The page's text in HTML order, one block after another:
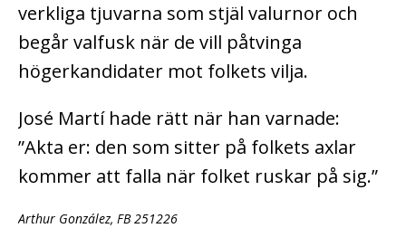
verkliga tjuvarna som stjäl valurnor och
begår valfusk när de vill påtvinga
högerkandidater mot folkets vilja.
José Martí hade rätt när han varnade:
”Akta er: den som sitter på folkets axlar
kommer att falla när folket ruskar på sig.”
Arthur González, FB 251226